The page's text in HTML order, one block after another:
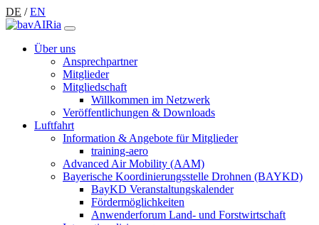
DE /EN
Über uns
Ansprechpartner
Mitglieder
Mitgliedschaft
Willkommen im Netzwerk
Veröffentlichungen & Downloads
Luftfahrt
Information & Angebote für Mitglieder
training-aero
Advanced Air Mobility (AAM)
Bayerische Koordinierungsstelle Drohnen (BAYKD)
BayKD Veranstaltungskalender
Fördermöglichkeiten
Anwenderforum Land- und Forstwirtschaft